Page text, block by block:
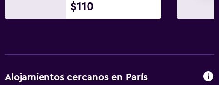
$110
Alojamientos cercanos en París